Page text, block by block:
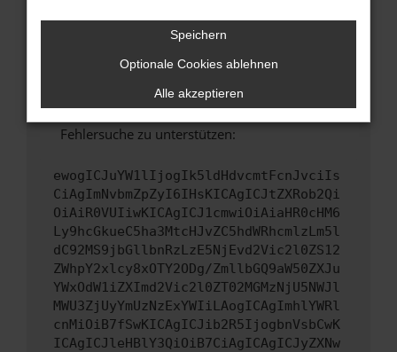
Wende dich an den Webseitenbetreiber.
Wenn du alle oben genannten Schritte versucht
hast, kontaktiere uns bitte. Wir werden
versuchen, das Problem zu beheben. Du kannst
uns diesen Text schicken, um uns bei der
Fehlersuche zu unterstützen:
ewogICJuYW1lIjogIk5ldHdvcmtFcnJvciIs
CiAgImNvbmZpZyI6IHsKICAgICJtZXRob2Qi
OiAiR0VUIiwKICAgICJ1cmwiOiAiaHR0cHM6
Ly9hcGkueC5ha3MtcHJvZC5hdWRhcmlzLm5l
dC92MS9jbGllbnRzLzE5NjEvd2Vic2l0ZS12
ZWhpY2xlcy8xOTY2ODg/ZmllbGQ9aW50ZXJu
YWxOdW1iZXImd2Vic2l0ZT02MGMzNjU5NWJl
MWU3ZjUyYmUzNzExYWIiLAogICAgImhlYWRl
cnMiOiB7fSwKICAgICJib2R5IjogbnVsbCwK
ICAgICJleHBlY3QiOiB7CiAgICAgICJyZXNw
Speichern
Optionale Cookies ablehnen
Alle akzeptieren